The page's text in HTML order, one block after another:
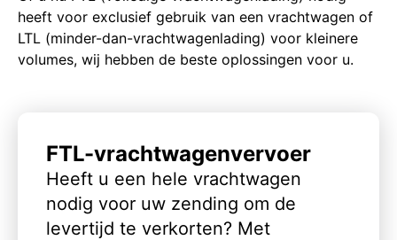
heeft voor exclusief gebruik van een vrachtwagen of
LTL (minder-dan-vrachtwagenlading) voor kleinere
volumes, wij hebben de beste oplossingen voor u.
FTL-vrachtwagenvervoer
Heeft u een hele vrachtwagen
nodig voor uw zending om de
levertijd te verkorten? Met